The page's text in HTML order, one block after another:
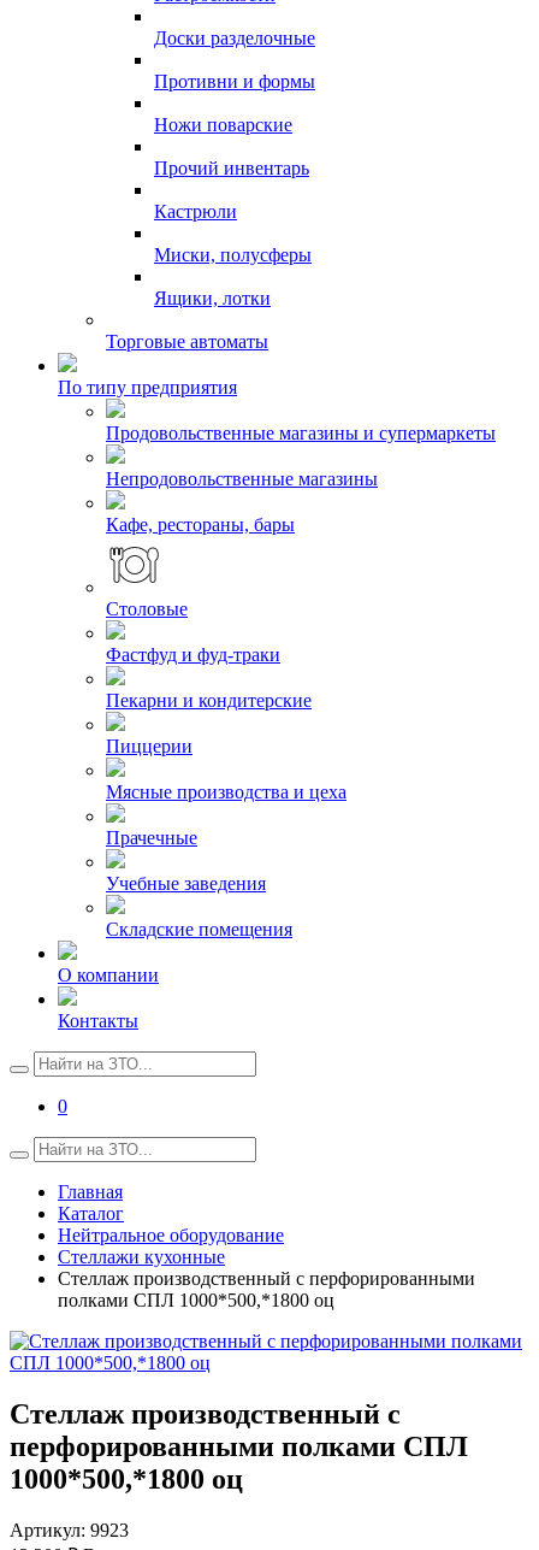
Доски разделочные
Противни и формы
Ножи поварские
Прочий инвентарь
Кастрюли
Миски, полусферы
Ящики, лотки
Торговые автоматы
По типу предприятия
Продовольственные магазины и супермаркеты
Непродовольственные магазины
Кафе, рестораны, бары
Столовые
Фастфуд и фуд-траки
Пекарни и кондитерские
Пиццерии
Мясные производства и цеха
Прачечные
Учебные заведения
Складские помещения
О компании
Контакты
0
Главная
Каталог
Нейтральное оборудование
Стеллажи кухонные
Стеллаж производственный с перфорированными
полками СПЛ 1000*500,*1800 оц
Стеллаж производственный с
перфорированными полками СПЛ
1000*500,*1800 оц
Артикул: 9923